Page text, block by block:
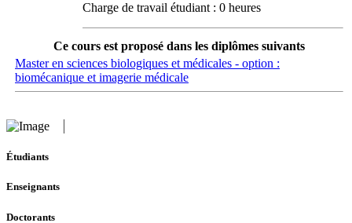
Charge de travail étudiant : 0 heures
Ce cours est proposé dans les diplômes suivants
Master en sciences biologiques et médicales - option :
biomécanique et imagerie médicale
Étudiants
Enseignants
Doctorants